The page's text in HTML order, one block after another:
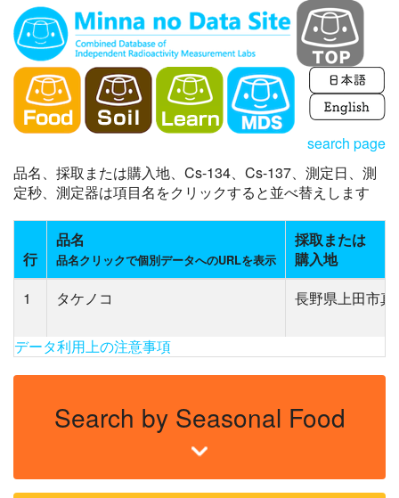
search page
品名、採取または購入地、Cs-134、Cs-137、測定日、測
定秒、測定器は項目名をクリックすると並べ替えします
行
品名
品名クリックで個別データへのURLを表示
採取または
購入地
1
タケノコ 長野県上田市真
データ利用上の注意事項
Search by Seasonal Food